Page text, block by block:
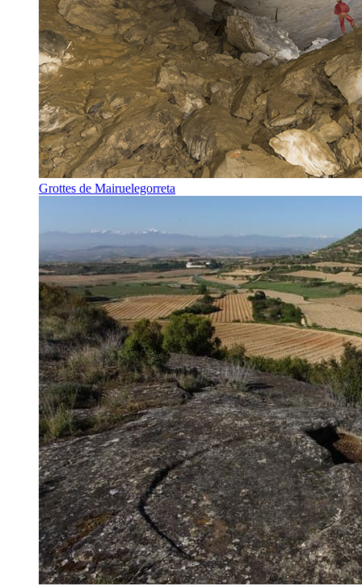
Grottes de Mairuelegorreta